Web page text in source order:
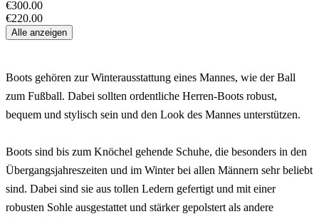
€300.00
€220.00
Alle anzeigen
Boots gehören zur Winterausstattung eines Mannes, wie der Ball
zum Fußball. Dabei sollten ordentliche Herren-Boots robust,
bequem und stylisch sein und den Look des Mannes unterstützen.
Boots sind bis zum Knöchel gehende Schuhe, die besonders in den
Übergangsjahreszeiten und im Winter bei allen Männern sehr beliebt
sind. Dabei sind sie aus tollen Ledern gefertigt und mit einer
robusten Sohle ausgestattet und stärker gepolstert als andere